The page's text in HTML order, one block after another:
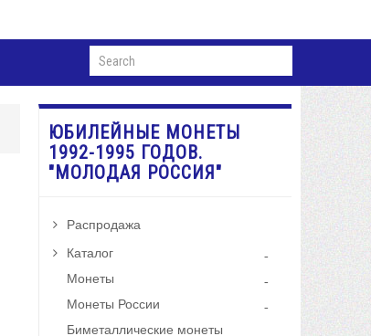
ЮБИЛЕЙНЫЕ МОНЕТЫ
1992-1995 ГОДОВ.
"МОЛОДАЯ РОССИЯ"
Распродажа
Каталог
Монеты
Монеты России
Биметаллические монеты